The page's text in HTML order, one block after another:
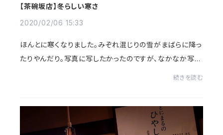
【茶碗坂店】冬らしい寒さ
2020/02/06 15:33
ほんとに寒くなりました。みぞれ混じりの雪がまばらに降っ
たりやんだり。写真に写したかったのですが、なかなか写ら
続きを読む